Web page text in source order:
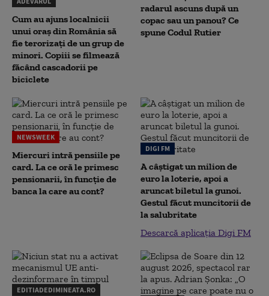
Cum au ajuns localnicii
unui oraș din România să
fie terorizați de un grup de
minori. Copiii se filmează
făcând cascadorii pe
biciclete
radarul ascuns după un
copac sau un panou? Ce
spune Codul Rutier
NEWSWEEK
Miercuri intră pensiile pe
card. La ce oră le primesc
pensionarii, în funcție de
banca la care au cont?
DIGI FM
A câștigat un milion de
euro la loterie, apoi a
aruncat biletul la gunoi.
Gestul făcut muncitorii de
la salubritate
Descarcă aplicația Digi FM
EDITIADEDIMINEATA.RO